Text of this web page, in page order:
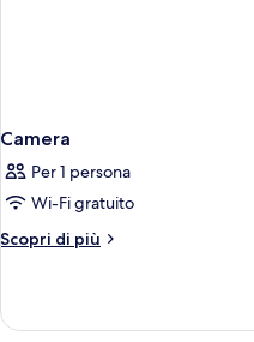
Camera
Per 1 persona
Wi-Fi gratuito
Scopri di più
Altri